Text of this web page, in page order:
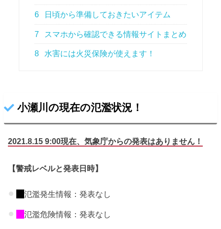
6 日頃から準備しておきたいアイテム
7 スマホから確認できる情報サイトまとめ
8 水害には火災保険が使えます！
小瀬川の現在の氾濫状況！
2021.8.15 9:00現在、気象庁からの発表はありません！
【警戒レベルと発表日時】
氾濫発生情報：発表なし
氾濫危険情報：発表なし